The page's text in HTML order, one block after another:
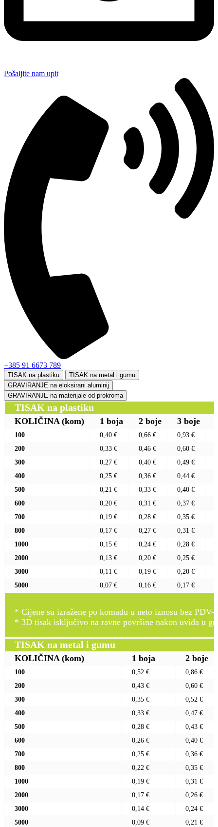
Pošaljite nam upit
+385 91 6673 789
TISAK na plastiku
TISAK na metal i gumu
GRAVIRANJE na eloksirani aluminij
GRAVIRANJE na materijale od prokroma
TISAK na plastiku
KOLIČINA (kom) 1 boja 2 boje 3 boje
100 0,40 € 0,66 € 0,93 €
200
0,33 € 0,46 € 0,60 €
300
0,27 € 0,40 € 0,49 €
400
0,25 € 0,36 € 0,44 €
500
0,21 € 0,33 € 0,40 €
600
0,20 € 0,31 € 0,37 €
700
0,19 € 0,28 € 0,35 €
800
0,17 € 0,27 € 0,31 €
1000
0,15 € 0,24 € 0,28 €
2000
0,13 € 0,20 € 0,25 €
3000
0,11 € 0,19 € 0,20 €
5000
0,07 € 0,16 € 0,17 €
* Cijene su izražene po komadu u neto iznosu bez PDV-
* 3D tisak isključivo na ravne površine nakon uvida u
TISAK na metal i gumu
KOLIČINA (kom) 1 boja 2 boje
100 0,52 €
0,86 €
200
0,43 €
0,60 €
300
0,35 €
0,52 €
400
0,33 €
0,47 €
500
0,28 €
0,43 €
600
0,26 €
0,40 €
700
0,25 €
0,36 €
800
0,22 €
0,35 €
1000
0,19 €
0,31 €
2000
0,17 €
0,26 €
3000
0,14 €
0,24 €
5000
0,09 € 0,21 €